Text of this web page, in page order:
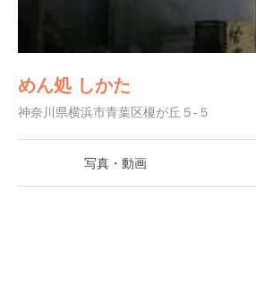
めん処 しかた
神奈川県横浜市青葉区榎が丘５-５
写真・動画